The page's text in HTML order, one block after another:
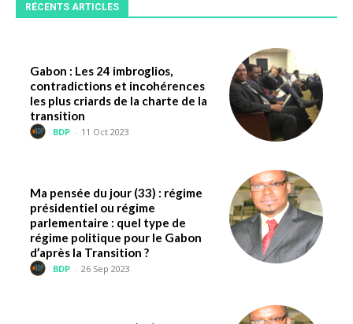
RÉCENTS ARTICLES
Gabon : Les 24 imbroglios,
contradictions et incohérences
les plus criards de la charte de la
transition
BDP - 11 Oct 2023
Ma pensée du jour (33) : régime
présidentiel ou régime
parlementaire : quel type de
régime politique pour le Gabon
d’après la Transition ?
BDP - 26 Sep 2023